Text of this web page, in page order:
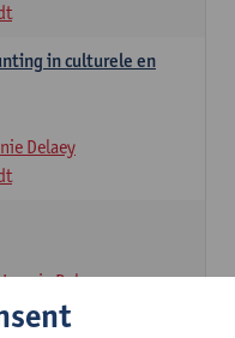
in culturele en
Delaey
Leonie Delaey